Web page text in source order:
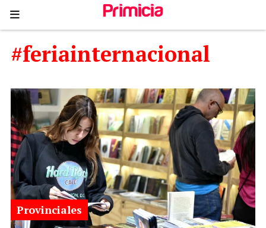
#feriainternacional
Provinciales